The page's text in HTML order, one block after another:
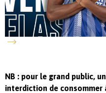
NB : pour le grand public,
interdiction de consommer